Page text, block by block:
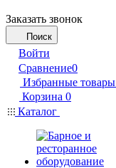
Заказать звонок
Поиск
Войти
Сравнение0
Избранные товары
Корзина 0
Каталог